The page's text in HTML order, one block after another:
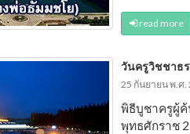
read more
วันครูวิชชาธร
25 กันยายน พ.ศ.
พิธีบูชาครูผู้ค้
พุทธศักราช